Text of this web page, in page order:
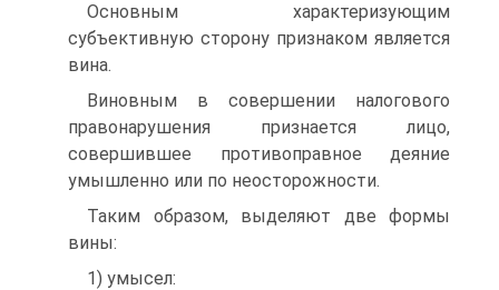
Основным характеризующим
субъективную сторону признаком является
вина.
Виновным в совершении налогового
правонарушения признается лицо,
совершившее противоправное деяние
умышленно или по неосторожности.
Таким образом, выделяют две формы
вины:
1) умысел: